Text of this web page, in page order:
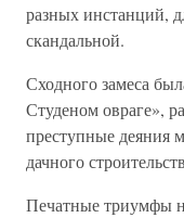
разных инстанций,
скандальной.
Сходного замеса
Студеном овраге»,
преступные деяния
дачного
Печатные триумфы